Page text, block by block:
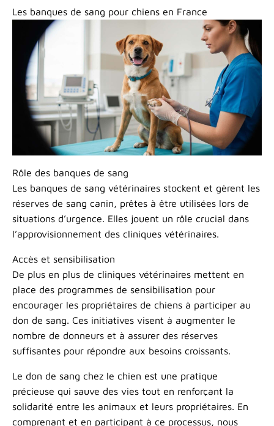
Les banques de sang pour chiens en France
Rôle des banques de sang
Les banques de sang vétérinaires stockent et gèrent les
réserves de sang canin, prêtes à être utilisées lors de
situations d’urgence. Elles jouent un rôle crucial dans
l’approvisionnement des cliniques vétérinaires.
Accès et sensibilisation
De plus en plus de cliniques vétérinaires mettent en
place des programmes de sensibilisation pour
encourager les propriétaires de chiens à participer au
don de sang. Ces initiatives visent à augmenter le
nombre de donneurs et à assurer des réserves
suffisantes pour répondre aux besoins croissants.
Le don de sang chez le chien est une pratique
précieuse qui sauve des vies tout en renforçant la
solidarité entre les animaux et leurs propriétaires. En
comprenant et en participant à ce processus, nous